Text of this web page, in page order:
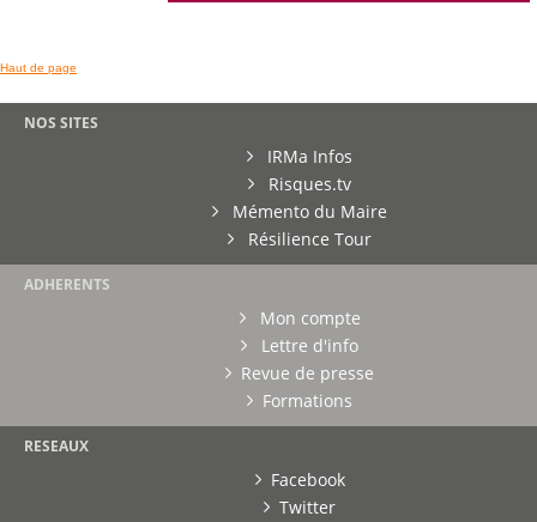
Haut de page
NOS SITES
IRMa Infos
Risques.tv
Mémento du Maire
Résilience Tour
ADHERENTS
Mon compte
Lettre d'info
Revue de presse
Formations
RESEAUX
Facebook
Twitter